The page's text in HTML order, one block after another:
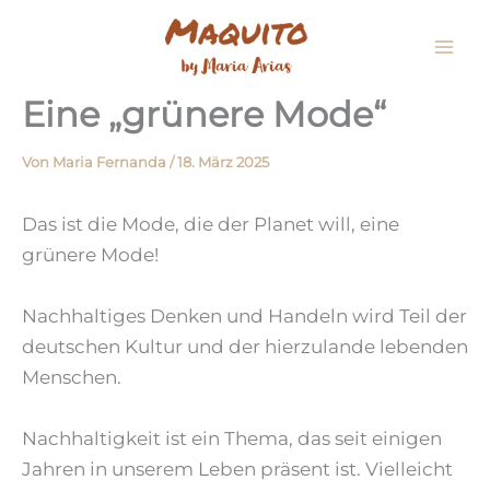
Eine „grünere Mode“
Von Maria Fernanda /18. März 2025
Das ist die Mode, die der Planet will, eine
grünere Mode!
Nachhaltiges Denken und Handeln wird Teil der
deutschen Kultur und der hierzulande lebenden
Menschen.
Nachhaltigkeit ist ein Thema, das seit einigen
Jahren in unserem Leben präsent ist. Vielleicht